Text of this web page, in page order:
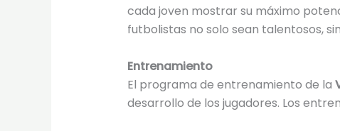
cada joven mostrar su máximo
futbolistas no solo sean talentosos,
Entrenamiento
El programa de entrenamiento de la
desarrollo de los jugadores. Los